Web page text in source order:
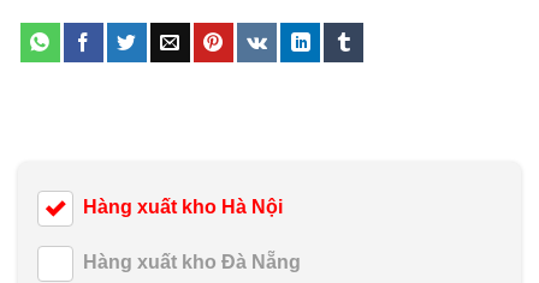
Hàng xuất kho Hà Nội
Hàng xuất kho Đà Nẵng